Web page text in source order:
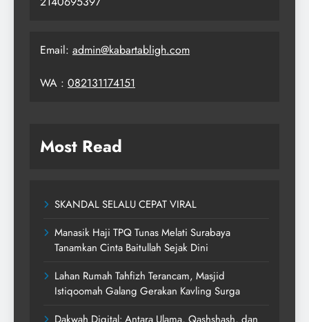
Email: admin@kabartabligh.com
WA : 082131174151
Most Read
SKANDAL SELALU CEPAT VIRAL
Manasik Haji TPQ Tunas Melati Surabaya
Tanamkan Cinta Baitullah Sejak Dini
Lahan Rumah Tahfizh Terancam, Masjid
Istiqoomah Galang Gerakan Kavling Surga
Dakwah Digital: Antara Ulama, Qashshash, dan